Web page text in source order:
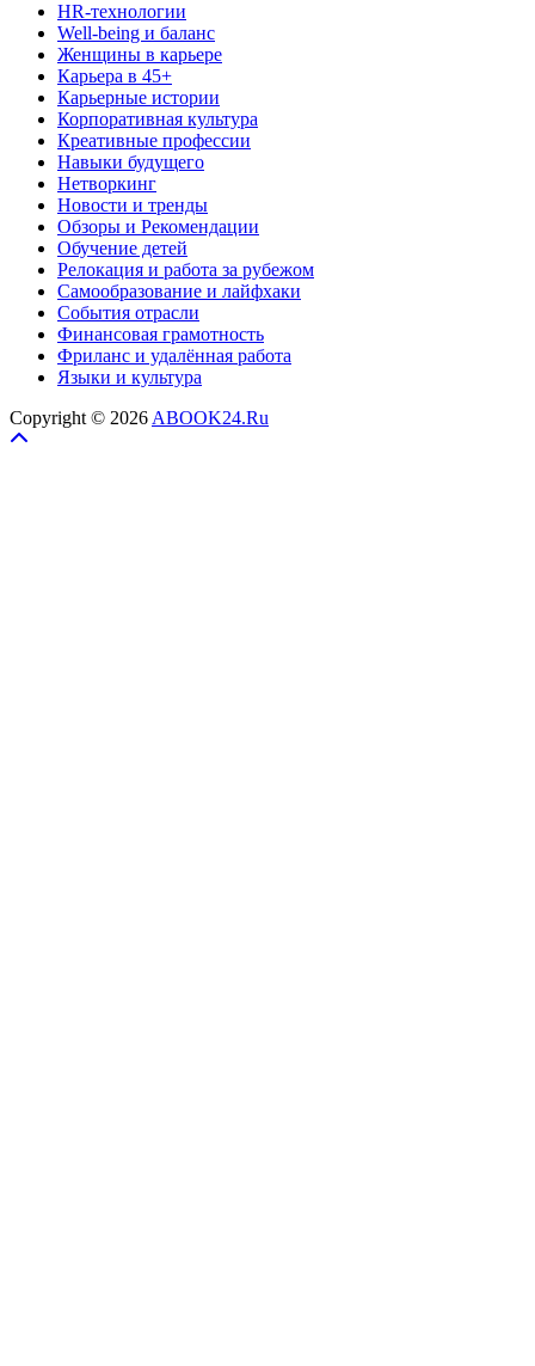
HR‑технологии
Well-being и баланс
Женщины в карьере
Карьера в 45+
Карьерные истории
Корпоративная культура
Креативные профессии
Навыки будущего
Нетворкинг
Новости и тренды
Обзоры и Рекомендации
Обучение детей
Релокация и работа за рубежом
Самообразование и лайфхаки
События отрасли
Финансовая грамотность
Фриланс и удалённая работа
Языки и культура
Copyright © 2026 ABOOK24.Ru